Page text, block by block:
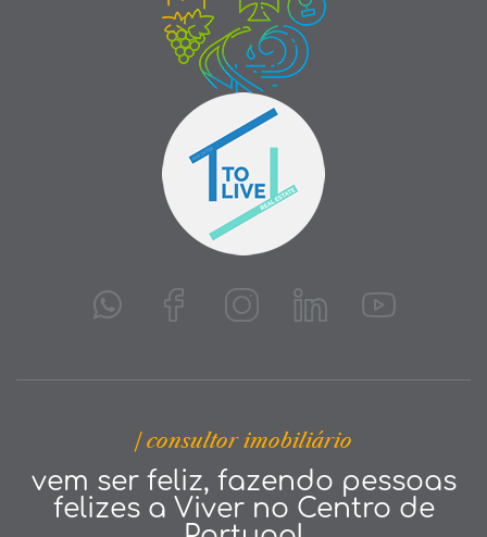
| consultor imobiliário
vem ser feliz, fazendo pessoas
felizes a Viver no Centro de